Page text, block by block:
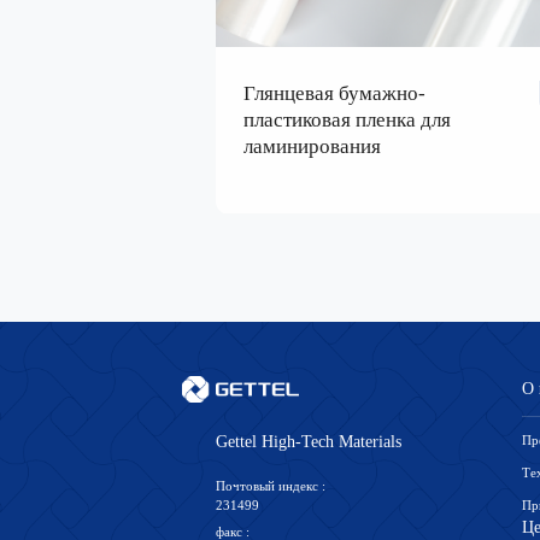
Глянцевая бумажно-
пластиковая пленка для
ламинирования
Gettel High-Tech Materials
Почтовый индекс :
231499
факс :
О